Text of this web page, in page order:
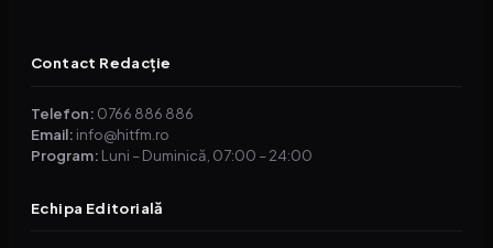
Contact Redacție
Telefon: 0766 886 886
Email: info@hitfm.ro
Program: Luni – Duminică, 07:00 – 24:00
Echipa Editorială